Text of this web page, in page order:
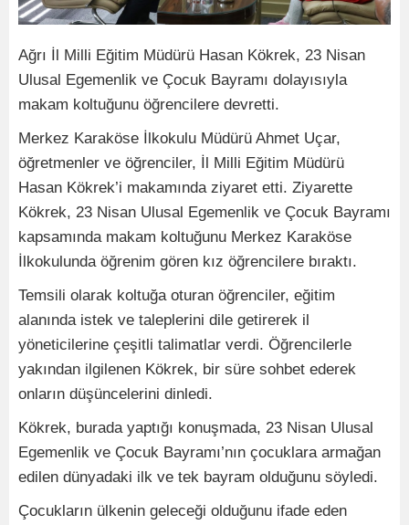
Ağrı İl Milli Eğitim Müdürü Hasan Kökrek, 23 Nisan
Ulusal Egemenlik ve Çocuk Bayramı dolayısıyla
makam koltuğunu öğrencilere devretti.
Merkez Karaköse İlkokulu Müdürü Ahmet Uçar,
öğretmenler ve öğrenciler, İl Milli Eğitim Müdürü
Hasan Kökrek’i makamında ziyaret etti. Ziyarette
Kökrek, 23 Nisan Ulusal Egemenlik ve Çocuk Bayramı
kapsamında makam koltuğunu Merkez Karaköse
İlkokulunda öğrenim gören kız öğrencilere bıraktı.
Temsili olarak koltuğa oturan öğrenciler, eğitim
alanında istek ve taleplerini dile getirerek il
yöneticilerine çeşitli talimatlar verdi. Öğrencilerle
yakından ilgilenen Kökrek, bir süre sohbet ederek
onların düşüncelerini dinledi.
Kökrek, burada yaptığı konuşmada, 23 Nisan Ulusal
Egemenlik ve Çocuk Bayramı’nın çocuklara armağan
edilen dünyadaki ilk ve tek bayram olduğunu söyledi.
Çocukların ülkenin geleceği olduğunu ifade eden